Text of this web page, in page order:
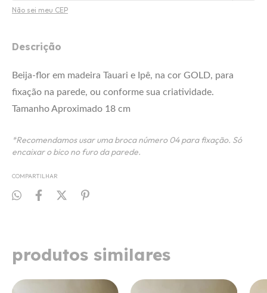
Não sei meu CEP
Descrição
Beija-flor em madeira Tauari e Ipê, na cor GOLD, para
fixação na parede, ou conforme sua criatividade.
Tamanho Aproximado 18 cm
*Recomendamos usar uma broca número 04 para fixação. Só
encaixar o bico no furo da parede.
COMPARTILHAR
produtos similares